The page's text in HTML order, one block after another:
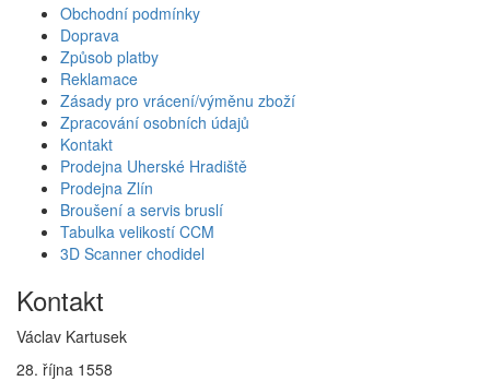
Obchodní podmínky
Doprava
Způsob platby
Reklamace
Zásady pro vrácení/výměnu zboží
Zpracování osobních údajů
Kontakt
Prodejna Uherské Hradiště
Prodejna Zlín
Broušení a servis bruslí
Tabulka velikostí CCM
3D Scanner chodidel
Kontakt
Václav Kartusek
28. října 1558